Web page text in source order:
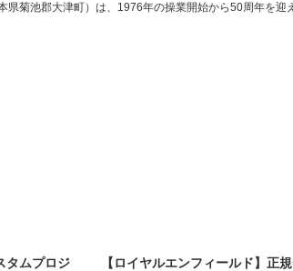
県菊池郡大津町）は、1976年の操業開始から50周年を
タムプロジ
【ロイヤルエンフィールド】正